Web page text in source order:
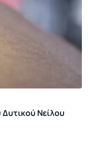
Νείλου